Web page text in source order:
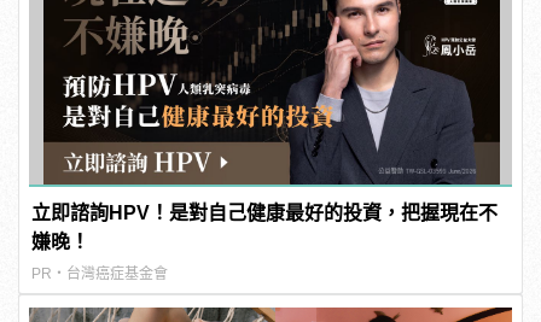
立即諮詢HPV！是對自己健康最好的投資，把握現在不
嫌晚！
PR・台灣癌症基金會